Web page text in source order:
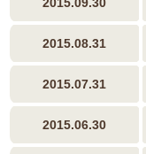
2015.08.31
2015.07.31
2015.06.30